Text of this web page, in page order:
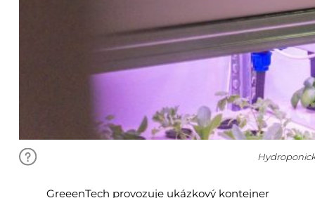
GreeenTech provozuje ukázkový kontejner